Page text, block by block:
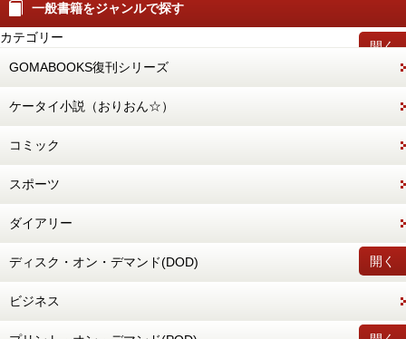
一般書籍をジャンルで探す
開く
カテゴリー
GOMABOOKS復刊シリーズ
ケータイ小説（おりおん☆）
コミック
スポーツ
ダイアリー
開く
ディスク・オン・デマンド(DOD)
ビジネス